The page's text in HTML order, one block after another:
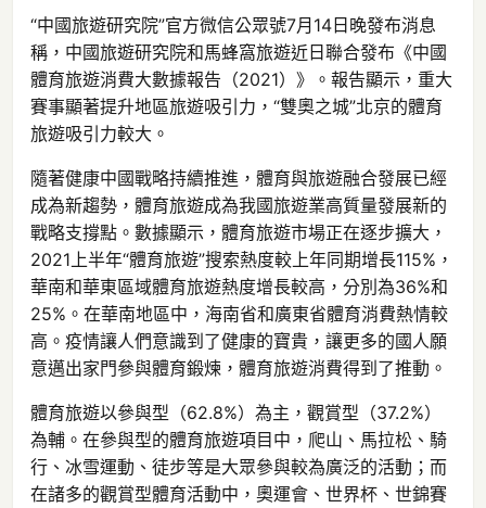
“中國旅遊研究院”官方微信公眾號7月14日晚發布消息
稱，中國旅遊研究院和馬蜂窩旅遊近日聯合發布《中國
體育旅遊消費大數據報告（2021）》。報告顯示，重大
賽事顯著提升地區旅遊吸引力，“雙奧之城”北京的體育
旅遊吸引力較大。
隨著健康中國戰略持續推進，體育與旅遊融合發展已經
成為新趨勢，體育旅遊成為我國旅遊業高質量發展新的
戰略支撐點。數據顯示，體育旅遊市場正在逐步擴大，
2021上半年“體育旅遊”搜索熱度較上年同期增長115%，
華南和華東區域體育旅遊熱度增長較高，分別為36%和
25%。在華南地區中，海南省和廣東省體育消費熱情較
高。疫情讓人們意識到了健康的寶貴，讓更多的國人願
意邁出家門參與體育鍛煉，體育旅遊消費得到了推動。
體育旅遊以參與型（62.8%）為主，觀賞型（37.2%）
為輔。在參與型的體育旅遊項目中，爬山、馬拉松、騎
行、冰雪運動、徒步等是大眾參與較為廣泛的活動；而
在諸多的觀賞型體育活動中，奧運會、世界杯、世錦賽